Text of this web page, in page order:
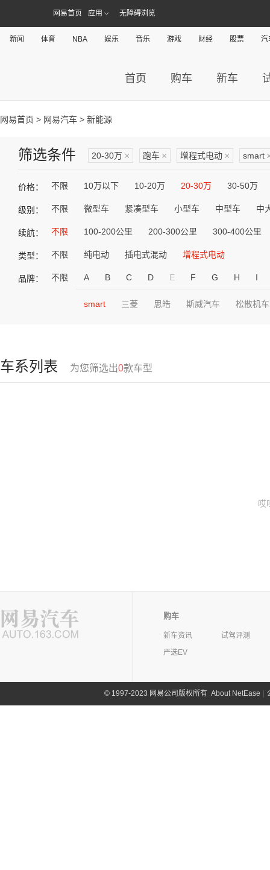
网易首页 应用 无障碍浏览
新闻 体育 NBA 娱乐 音乐 游戏 财经 股票 汽
首页 购车 新车
网易首页 > 网易汽车 > 新能源
筛选条件 20-30万 × 跑车 × 增程式电动 × smart
价格： 不限 10万以下 10-20万 20-30万 30-50万
级别： 不限 微型车 紧凑型车 小型车 中型车 中
续航： 不限 100-200公里 200-300公里 300-400公里
类型： 不限 纯电动 插电式混动 增程式电动
品牌： 不限 A B C D E F G H I
smart 三菱 思皓 斯威汽车 松散机车
车系列表 为您筛选出0款车型
哎
购车
新车资讯
试驾评测
严选EV
©1997-2023 网易公司版权所有 About NetEase